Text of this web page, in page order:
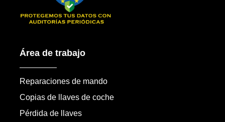
Área de trabajo
Reparaciones de mando
Copias de llaves de coche
Pérdida de llaves